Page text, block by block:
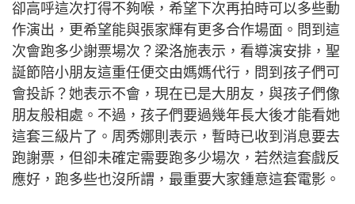
卻高呼這次打得不夠喉，希望下次再拍時可以多些動
作演出，更希望能與張家輝有更多合作場面。問到這
次會跑多少謝票場次？梁洛施表示，看導演安排，聖
誕節陪小朋友這重任便交由媽媽代行，問到孩子們可
會投訴？她表示不會，現在已是大朋友，與孩子們像
朋友般相處。不過，孩子們要過幾年長大後才能看她
這套三級片了。周秀娜則表示，暫時已收到消息要去
跑謝票，但卻未確定需要跑多少場次，若然這套戲反
應好，跑多些也沒所謂，最重要大家鍾意這套電影。